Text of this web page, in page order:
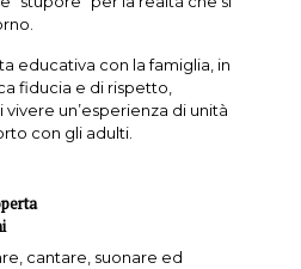
educativa con la famiglia, in
fiducia e di rispetto,
un’esperienza di unità
con gli adulti.
cantare, suonare ed